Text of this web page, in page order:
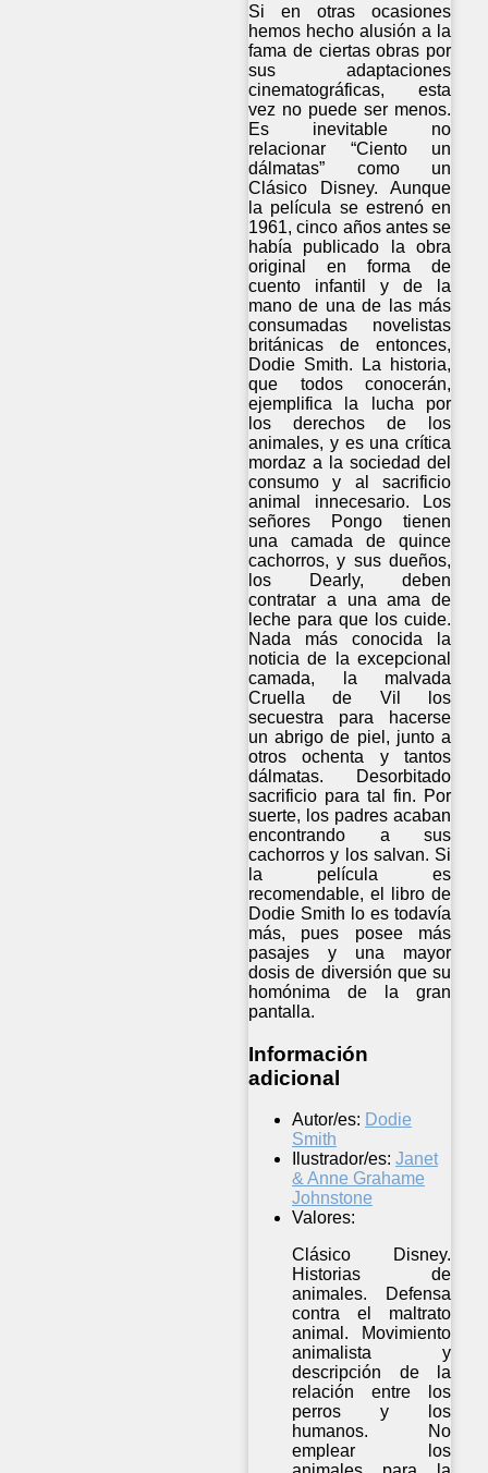
Si en otras ocasiones
hemos hecho alusión a la
fama de ciertas obras por
sus adaptaciones
cinematográficas, esta
vez no puede ser menos.
Es inevitable no
relacionar “Ciento un
dálmatas” como un
Clásico Disney. Aunque
la película se estrenó en
1961, cinco años antes se
había publicado la obra
original en forma de
cuento infantil y de la
mano de una de las más
consumadas novelistas
británicas de entonces,
Dodie Smith. La historia,
que todos conocerán,
ejemplifica la lucha por
los derechos de los
animales, y es una crítica
mordaz a la sociedad del
consumo y al sacrificio
animal innecesario. Los
señores Pongo tienen
una camada de quince
cachorros, y sus dueños,
los Dearly, deben
contratar a una ama de
leche para que los cuide.
Nada más conocida la
noticia de la excepcional
camada, la malvada
Cruella de Vil los
secuestra para hacerse
un abrigo de piel, junto a
otros ochenta y tantos
dálmatas. Desorbitado
sacrificio para tal fin. Por
suerte, los padres acaban
encontrando a sus
cachorros y los salvan. Si
la película es
recomendable, el libro de
Dodie Smith lo es todavía
más, pues posee más
pasajes y una mayor
dosis de diversión que su
homónima de la gran
pantalla.
Información
adicional
Autor/es: Dodie
Smith
Ilustrador/es: Janet
& Anne Grahame
Johnstone
Valores:
Clásico Disney.
Historias de
animales. Defensa
contra el maltrato
animal. Movimiento
animalista y
descripción de la
relación entre los
perros y los
humanos. No
emplear los